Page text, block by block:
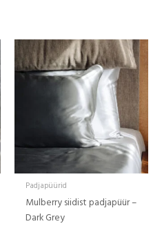
Padjapüürid
Mulberry siidist padjapüür –
Dark Grey
Hinnavahemik:
39,00 €
kuni
69,00 €